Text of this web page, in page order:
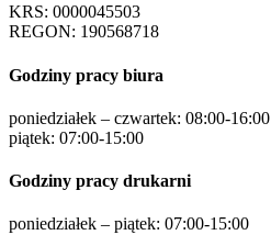
KRS: 0000045503
REGON: 190568718
Godziny pracy biura
poniedziałek – czwartek: 08:00-16:00
piątek: 07:00-15:00
Godziny pracy drukarni
poniedziałek – piątek: 07:00-15:00